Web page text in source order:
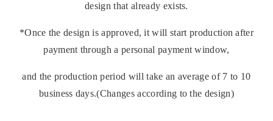
design that already exists.
*Once the design is approved, it will start production after
payment through a personal payment window,
and the production period will take an average of 7 to 10
business days.(Changes according to the design)